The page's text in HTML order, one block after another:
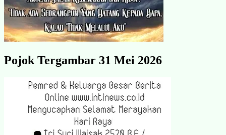
Pojok Tergambar 31 Mei 2026